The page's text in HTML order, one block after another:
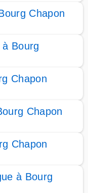
Chapon
Bourg
Chapon
Chapon
Chapon
à Bourg